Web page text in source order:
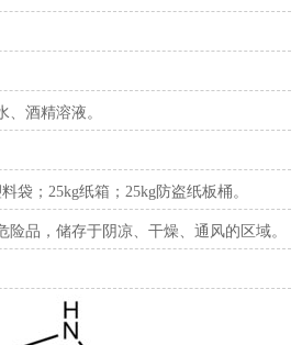
、酒精溶液。
袋；25kg纸箱；25kg防盗纸板桶。
险品，储存于阴凉、干燥、通风的区域。